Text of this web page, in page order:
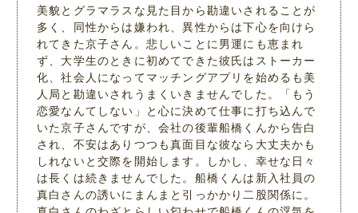
美貌とグラマラスな見た目から勘違いされることが
多く、同性からは嫌われ、異性からは下心を向けら
れてきた京子さん。悲しいことに男運にも恵まれ
ず、大学生のときに初めてできた彼氏はストーカー
化、社会人になってマッチングアプリを始めるも美
人局と勘違いされうまくいきませんでした。「もう
恋愛なんてしない」と心に決めて仕事に打ち込んで
いた京子さんですが、会社の後輩船橋くんから告白
され、不安はありつつも真面目な彼なら大丈夫かも
しれないと交際を開始します。しかし、幸せな日々
は長くは続きませんでした。船橋くんは新入社員の
真白さんの誘いにまんまと引っかかり二股関係に。